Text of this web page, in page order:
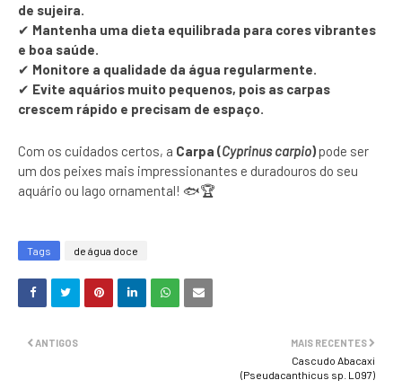
de sujeira.
✔ Mantenha uma dieta equilibrada para cores vibrantes
e boa saúde.
✔ Monitore a qualidade da água regularmente.
✔ Evite aquários muito pequenos, pois as carpas
crescem rápido e precisam de espaço.
Com os cuidados certos, a Carpa (Cyprinus carpio)pode ser
um dos peixes mais impressionantes e duradouros do seu
aquário ou lago ornamental! 🐟🏆
Tags de água doce
MAIS RECENTES
Cascudo Abacaxi
(Pseudacanthicus sp. L097)
ANTIGOS